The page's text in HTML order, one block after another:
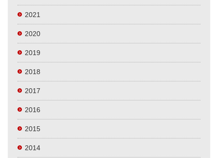
2021
2020
2019
2018
2017
2016
2015
2014